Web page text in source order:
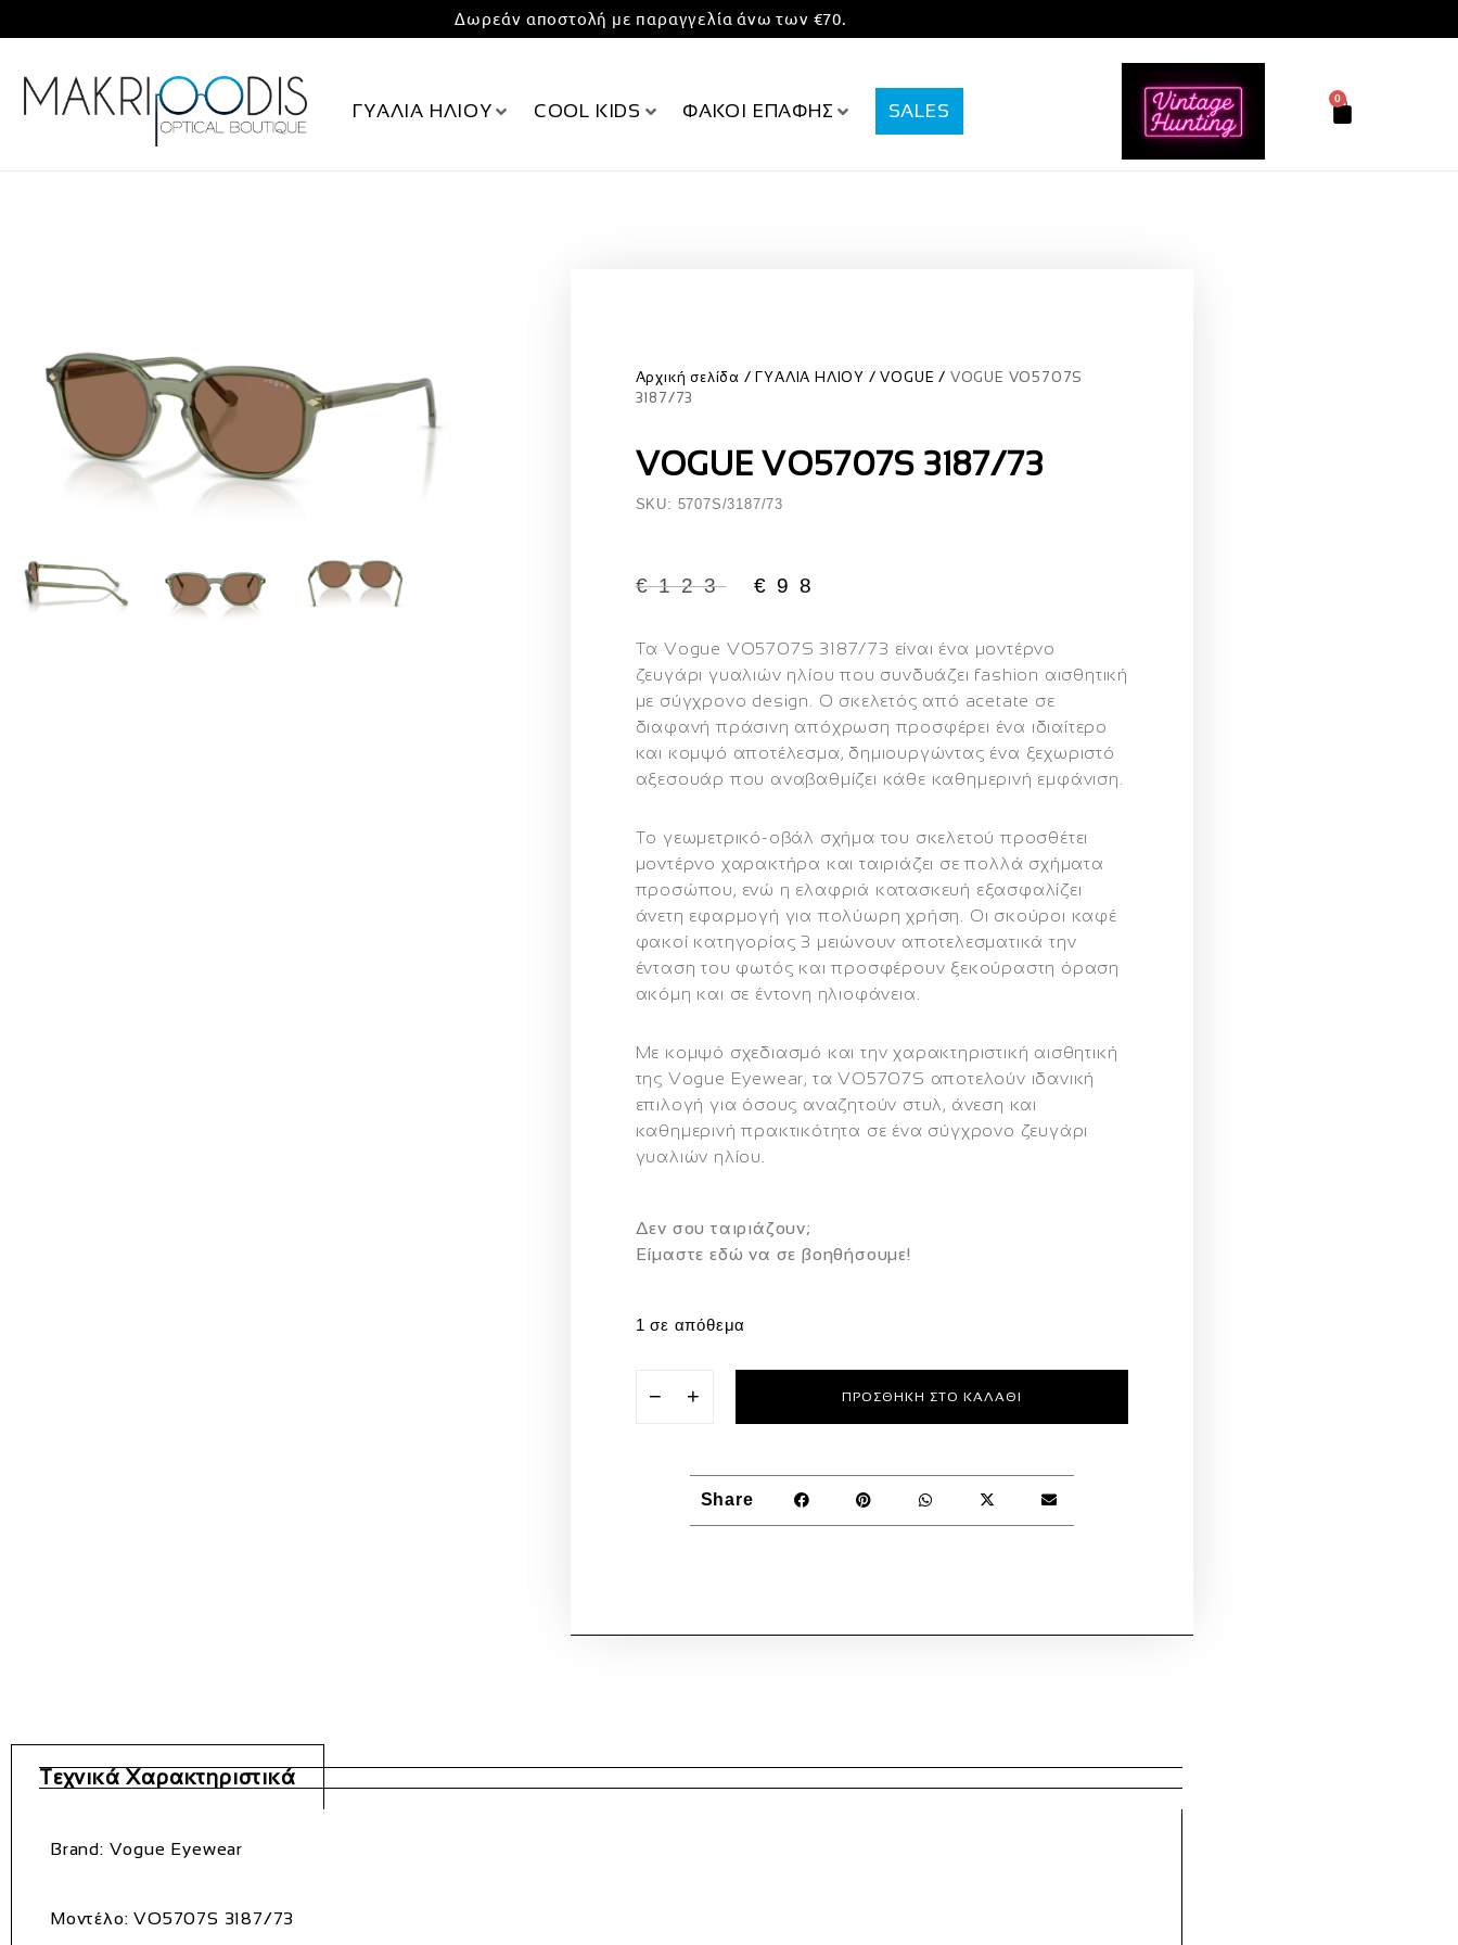
Δωρεάν αποστολή με παραγγελία άνω των €70.
ΓΥΑΛΙΑ ΗΛΙΟΥ COOL KIDS ΦΑΚΟΙ ΕΠΑΦΗΣ SALES
0
Αρχική σελίδα ΓΥΑΛΙΑ ΗΛΙΟΥ VOGUE
VOGUE VO5707S
3187/73
VOGUE VO5707S 3187/73
SKU: 5707S/3187/73
€123 € 98
Τα Vogue VO5707S 3187/73 είναι ένα μοντέρνο
ζευγάρι γυαλιών ηλίου που συνδυάζει fashion αισθητική
με σύγχρονο design. Ο σκελετός από acetate σε
διαφανή πράσινη απόχρωση προσφέρει ένα ιδιαίτερο
και κομψό αποτέλεσμα, δημιουργώντας ένα ξεχωριστό
αξεσουάρ που αναβαθμίζει κάθε καθημερινή εμφάνιση.
Το γεωμετρικό-οβάλ σχήμα του σκελετού προσθέτει
μοντέρνο χαρακτήρα και ταιριάζει σε πολλά σχήματα
προσώπου, ενώ η ελαφριά κατασκευή εξασφαλίζει
άνετη εφαρμογή για πολύωρη χρήση. Οι σκούροι καφέ
φακοί κατηγορίας 3 μειώνουν αποτελεσματικά την
ένταση του φωτός και προσφέρουν ξεκούραστη όραση
ακόμη και σε έντονη ηλιοφάνεια.
Με κομψό σχεδιασμό και την χαρακτηριστική αισθητική
της Vogue Eyewear, τα VO5707S αποτελούν ιδανική
επιλογή για όσους αναζητούν στυλ, άνεση και
καθημερινή πρακτικότητα σε ένα σύγχρονο ζευγάρι
γυαλιών ηλίου.
Δεν σου ταιριάζουν;
Eίμαστε εδώ να σε βοηθήσουμε!
1 σε απόθεμα
− + ΠΡΟΣΘΉΚΗ ΣΤΟ ΚΑΛΆΘΙ
Share
Τεχνικά Χαρακτηριστικά
Brand: Vogue Eyewear
Μοντέλο: VO5707S 3187/73